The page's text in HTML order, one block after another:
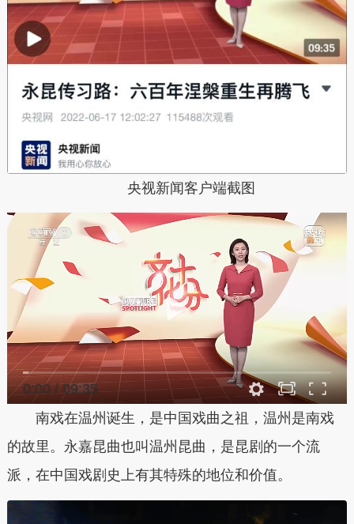
央视新闻客户端截图
0:00/09:35
南戏在温州诞生，是中国戏曲之祖，温州是南戏
的故里。永嘉昆曲也叫温州昆曲，是昆剧的一个流
派，在中国戏剧史上有其特殊的地位和价值。